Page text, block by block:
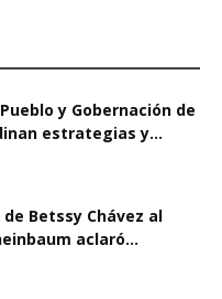
y Gobernación de
estrategias y...
Betssy Chávez al
aclaró...